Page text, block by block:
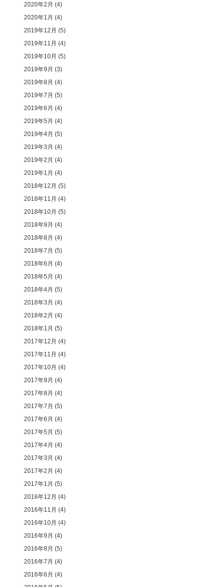
2020年2月 (4)
2020年1月 (4)
2019年12月 (5)
2019年11月 (4)
2019年10月 (5)
2019年9月 (3)
2019年8月 (4)
2019年7月 (5)
2019年6月 (4)
2019年5月 (4)
2019年4月 (5)
2019年3月 (4)
2019年2月 (4)
2019年1月 (4)
2018年12月 (5)
2018年11月 (4)
2018年10月 (5)
2018年9月 (4)
2018年8月 (4)
2018年7月 (5)
2018年6月 (4)
2018年5月 (4)
2018年4月 (5)
2018年3月 (4)
2018年2月 (4)
2018年1月 (5)
2017年12月 (4)
2017年11月 (4)
2017年10月 (4)
2017年9月 (4)
2017年8月 (4)
2017年7月 (5)
2017年6月 (4)
2017年5月 (5)
2017年4月 (4)
2017年3月 (4)
2017年2月 (4)
2017年1月 (5)
2016年12月 (4)
2016年11月 (4)
2016年10月 (4)
2016年9月 (4)
2016年8月 (5)
2016年7月 (4)
2016年6月 (4)